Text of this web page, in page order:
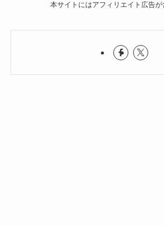
本サイトにはアフィリエイト広告